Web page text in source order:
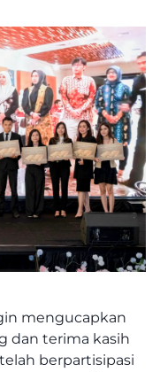
mengucapkan
dan terima kasih
berpartisipasi